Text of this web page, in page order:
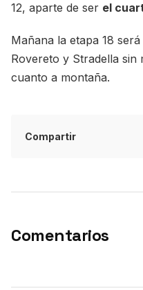
12, aparte de ser el
Mañana la etapa 18
Rovereto y Stradella sin
cuanto a montaña.
Compartir
Comentarios